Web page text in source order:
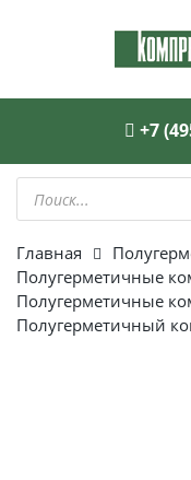
+7
Поиск
товаров
Главная
Полугерметичные
Полугерметичные
Полугерметичный